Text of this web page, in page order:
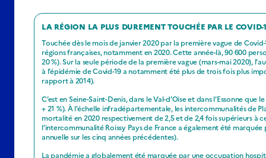
LA RÉGION LA PLUS DUREMENT TOUCHÉE PAR LE
Touchée dès le mois de janvier 2020 par la première vague de
régions françaises, notamment en 2020. Cette année-là, 90 600
20 %). Sur la seule période de la première vague (mars-mai 2020),
à l’épidémie de Covid-19 a notamment été plus de trois fois plus
rapport à 2014).
C’est en Seine-Saint-Denis, dans le Val-d’Oise et dans l’Essonne
+ 21 %). À l’échelle infradépartementale, les intercommunalités de
mortalité en 2020 respectivement de 2,5 et de 2,4 fois supérieurs à
l’intercommunalité Roissy Pays de France a également été
annuelle sur les cinq années précédentes).
La pandémie a globalement été marquée par une occupation